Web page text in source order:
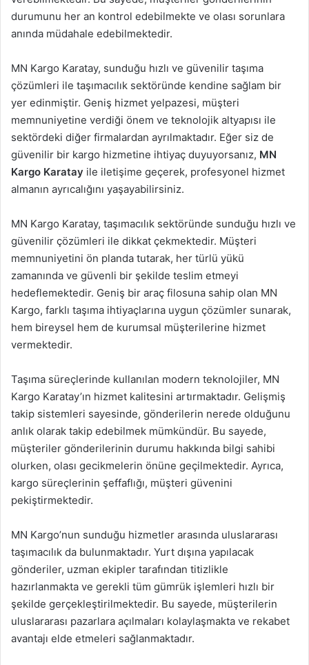
durumunu her an kontrol edebilmekte ve olası sorunlara
anında müdahale edebilmektedir.
MN Kargo Karatay, sunduğu hızlı ve güvenilir taşıma
çözümleri ile taşımacılık sektöründe kendine sağlam bir
yer edinmiştir. Geniş hizmet yelpazesi, müşteri
memnuniyetine verdiği önem ve teknolojik altyapısı ile
sektördeki diğer firmalardan ayrılmaktadır. Eğer siz de
güvenilir bir kargo hizmetine ihtiyaç duyuyorsanız, MN
Kargo Karatay ile iletişime geçerek, profesyonel hizmet
almanın ayrıcalığını yaşayabilirsiniz.
MN Kargo Karatay, taşımacılık sektöründe sunduğu hızlı ve
güvenilir çözümleri ile dikkat çekmektedir. Müşteri
memnuniyetini ön planda tutarak, her türlü yükü
zamanında ve güvenli bir şekilde teslim etmeyi
hedeflemektedir. Geniş bir araç filosuna sahip olan MN
Kargo, farklı taşıma ihtiyaçlarına uygun çözümler sunarak,
hem bireysel hem de kurumsal müşterilerine hizmet
vermektedir.
Taşıma süreçlerinde kullanılan modern teknolojiler, MN
Kargo Karatay’ın hizmet kalitesini artırmaktadır. Gelişmiş
takip sistemleri sayesinde, gönderilerin nerede olduğunu
anlık olarak takip edebilmek mümkündür. Bu sayede,
müşteriler gönderilerinin durumu hakkında bilgi sahibi
olurken, olası gecikmelerin önüne geçilmektedir. Ayrıca,
kargo süreçlerinin şeffaflığı, müşteri güvenini
pekiştirmektedir.
MN Kargo’nun sunduğu hizmetler arasında uluslararası
taşımacılık da bulunmaktadır. Yurt dışına yapılacak
gönderiler, uzman ekipler tarafından titizlikle
hazırlanmakta ve gerekli tüm gümrük işlemleri hızlı bir
şekilde gerçekleştirilmektedir. Bu sayede, müşterilerin
uluslararası pazarlara açılmaları kolaylaşmakta ve rekabet
avantajı elde etmeleri sağlanmaktadır.